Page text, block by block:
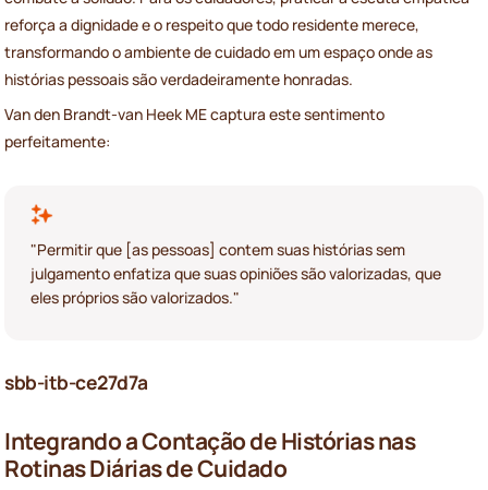
reforça a dignidade e o respeito que todo residente merece,
transformando o ambiente de cuidado em um espaço onde as
histórias pessoais são verdadeiramente honradas.
Van den Brandt-van Heek ME captura este sentimento
perfeitamente:
"Permitir que [as pessoas] contem suas histórias sem
julgamento enfatiza que suas opiniões são valorizadas, que
eles próprios são valorizados."
sbb-itb-ce27d7a
Integrando a Contação de Histórias nas
Rotinas Diárias de Cuidado